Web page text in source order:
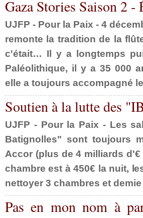
Gaza Stories Saison 2
UJFP - Pour la Paix - 4
remonte la tradition de la
c'était… Il y a longtemps
Paléolithique, il y a 35 000
elle a toujours accompagné
Soutien à la lutte des
UJFP - Pour la Paix - Les
Batignolles" sont toujours
Accor (plus de 4 milliards
chambre est à 450€ la nuit,
nettoyer 3 chambres et
Pas en mon nom à